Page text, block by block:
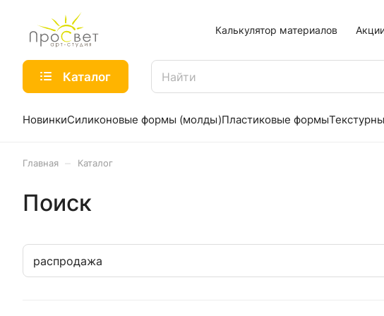
Калькулятор материалов
Каталог
НовинкиСиликоновые формы (молды)Пластиковые формы
Главная Каталог
Поиск